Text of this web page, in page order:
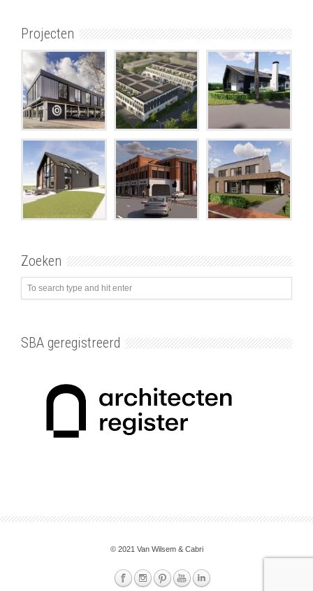
Projecten
Zoeken
SBA geregistreerd
© 2021 Van Wilsem & Cabri